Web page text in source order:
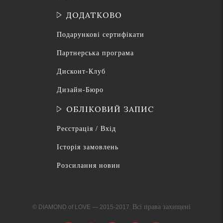
ДОДАТКОВО
Подарункові сертифікати
Партнерська програма
Дисконт-Клуб
Дизайн-Бюро
ОБЛІКОВИЙ ЗАПИС
Реєстрація / Вхід
Історія замовлень
Розсилання новин
© DIAMOND of LOVE — 2015-2017. Всі права захищені